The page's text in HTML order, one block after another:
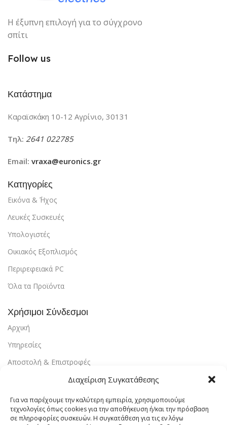
Διαχείριση Συγκατάθεσης
Για να παρέχουμε την καλύτερη εμπειρία, χρησιμοποιούμε
τεχνολογίες όπως cookies για την αποθήκευση ή/και την πρόσβαση
σε πληροφορίες συσκευών. Η συγκατάθεση για τις εν λόγω
Η έξυπνη επιλογή για το σύγχρονο
σπίτι
Follow us
Κατάστημα
Καραϊσκάκη 10-12 Αγρίνιο, 30131
Τηλ: 2641 022785
Email: vraxa@euronics.gr
Κατηγορίες
Εικόνα & ΄Ήχος
Λευκές Συσκευές
Υπολογιστές
Οικιακός Εξοπλισμός
Περιρεφειακά PC
Όλα τα Προϊόντα
Χρήσιμοι Σύνδεσμοι
Αρχική
Υπηρεσίες
Αποστολή & Επιστροφές
Εντοπισμός Παραγγελίας
Λογαριασμός